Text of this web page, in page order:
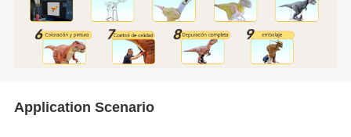
Application Scenario